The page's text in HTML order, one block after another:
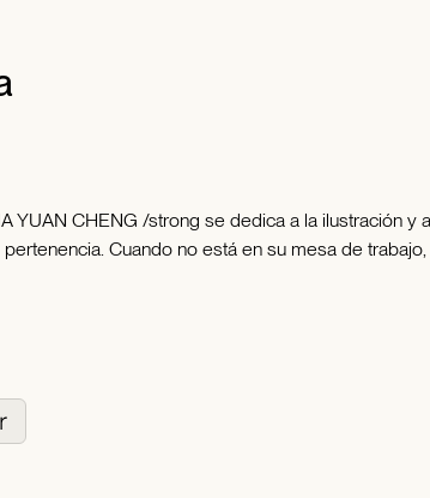
YUAN CHENG /strong se dedica a la ilustración
Cuando no está en su mesa de